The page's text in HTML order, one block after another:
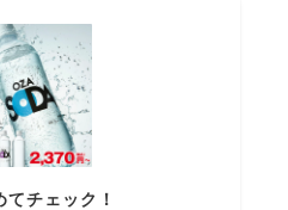
チェック！